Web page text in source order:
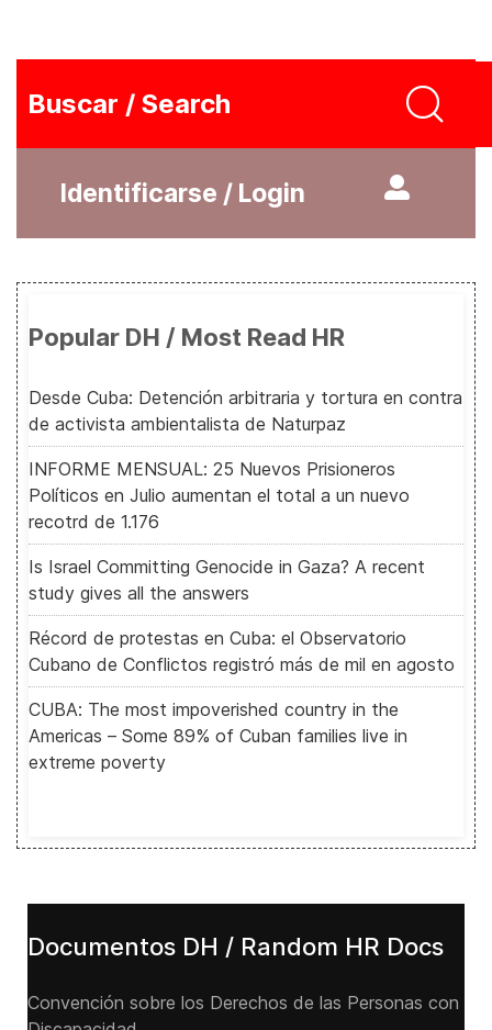
Buscar / Search
Identificarse / Login
Popular DH / Most Read HR
Desde Cuba: Detención arbitraria y tortura en contra
de activista ambientalista de Naturpaz
INFORME MENSUAL: 25 Nuevos Prisioneros
Políticos en Julio aumentan el total a un nuevo
recotrd de 1.176
Is Israel Committing Genocide in Gaza? A recent
study gives all the answers
Récord de protestas en Cuba: el Observatorio
Cubano de Conflictos registró más de mil en agosto
CUBA: The most impoverished country in the
Americas – Some 89% of Cuban families live in
extreme poverty
Documentos DH / Random HR Docs
Convención sobre los Derechos de las Personas con